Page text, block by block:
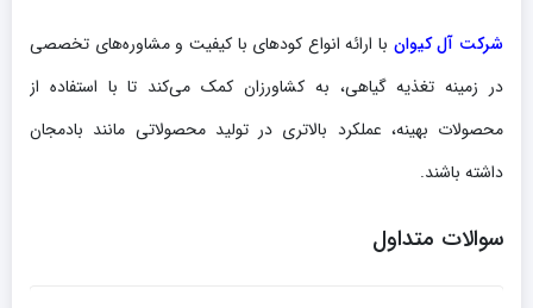
شرکت آل کیوان با ارائه انواع کودهای با کیفیت و مشاوره‌های تخصصی
در زمینه تغذیه گیاهی، به کشاورزان کمک می‌کند تا با استفاده از
محصولات بهینه، عملکرد بالاتری در تولید محصولاتی مانند بادمجان
داشته باشند.
سوالات متداول